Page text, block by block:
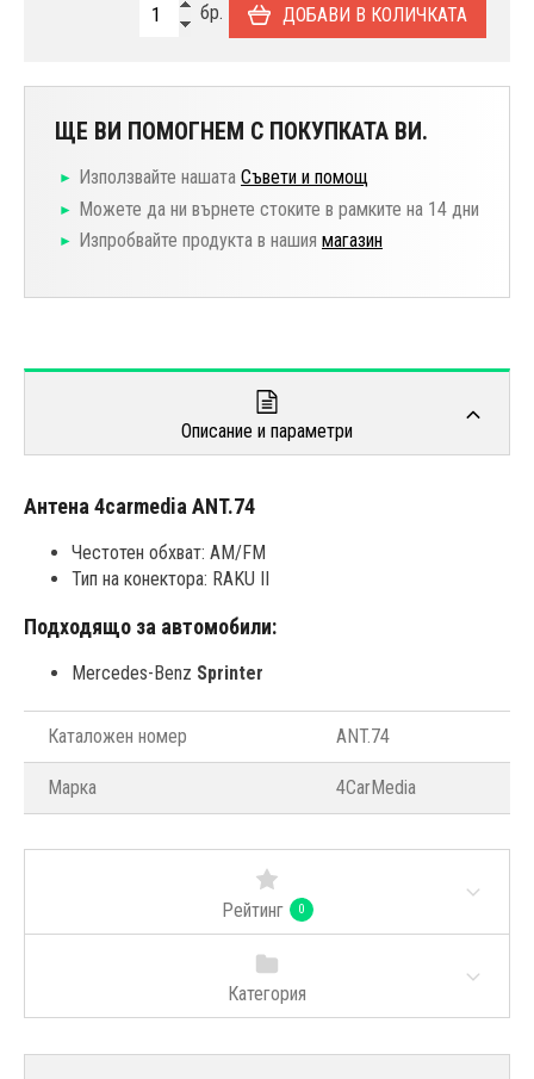
бр. ДОБАВИ В КОЛИЧКАТА
ЩЕ ВИ ПОМОГНЕМ С ПОКУПКАТА ВИ.
Използвайте нашата Съвети и помощ
Можете да ни върнете стоките в рамките на 14 дни
Изпробвайте продукта в нашия магазин
Описание и параметри
Антена 4carmedia ANT.74
Честотен обхват: AM/FM
Тип на конектора: RAKU II
Подходящо за автомобили:
Mercedes-Benz Sprinter
Каталожен номер ANT.74
Марка 4CarMedia
Рейтинг 0
Категория